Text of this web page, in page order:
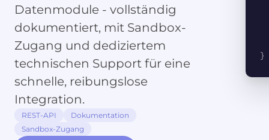
Datenmodule - vollständig
dokumentiert, mit Sandbox-
Zugang und dediziertem
technischen Support für eine
schnelle, reibungslose
Integration.
REST-API
Dokumentation
Sandbox-Zugang
}